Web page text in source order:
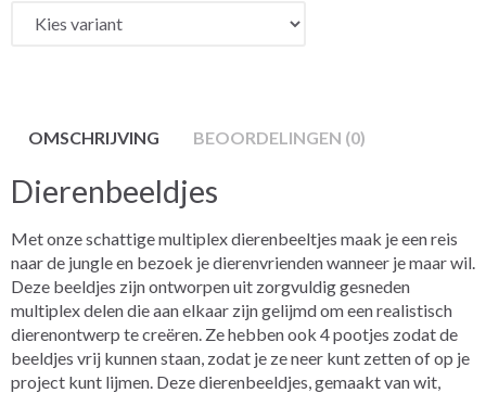
OMSCHRIJVING BEOORDELINGEN (0)
Dierenbeeldjes
Met onze schattige multiplex dierenbeeltjes maak je een reis
naar de jungle en bezoek je dierenvrienden wanneer je maar wil.
Deze beeldjes zijn ontworpen uit zorgvuldig gesneden
multiplex delen die aan elkaar zijn gelijmd om een realistisch
dierenontwerp te creëren. Ze hebben ook 4 pootjes zodat de
beeldjes vrij kunnen staan, zodat je ze neer kunt zetten of op je
project kunt lijmen. Deze dierenbeeldjes, gemaakt van wit,